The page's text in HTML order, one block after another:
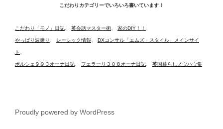
こだわりカテゴリーでいろいろ書いています！
こだわり「モノ」日記 英会話マスター術 家のDIY！！
やっぱり波乗り レーシック情報 DXコンサル「エムズ・スタイル」メインサイ
ト
ポルシェ９９３オーナ日記 フェラーリ３０８オーナ日記 英国暮らしノウハウ集
Proudly powered by WordPress